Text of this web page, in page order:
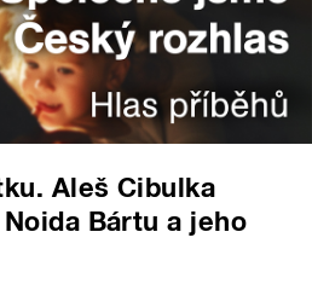
Aleš Cibulka
Bártu a jeho